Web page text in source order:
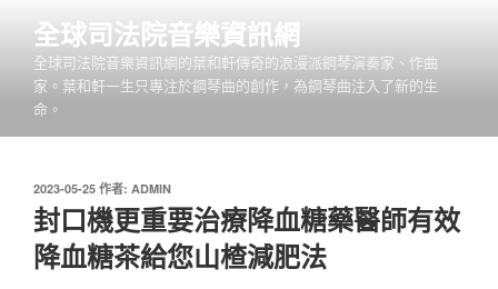
全球司法院音樂資訊網
全球司法院音樂資訊網的葉和軒傳奇的浪漫派鋼琴演奏家、作曲
家。葉和軒一生只專注於鋼琴曲的創作，為鋼琴曲注入了新的生
命。
發
佈
於
2023-05-25 作者: ADMIN
封口機更重要治療降血糖藥醫師有效
降血糖茶給您山楂減肥法